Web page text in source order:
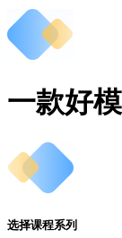
一款好
选择课程系列